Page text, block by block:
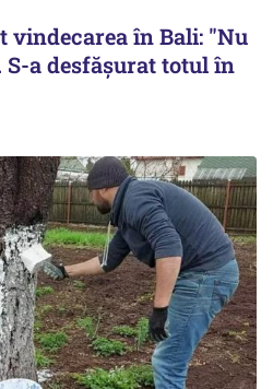
vindecarea în Bali: "Nu
a desfășurat totul în